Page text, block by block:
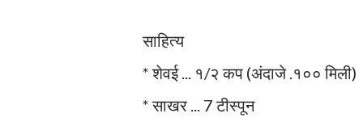
साहित्य
* शेवई ... १/२ कप (अंदाजे .१०० मिली)
* साखर ... 7 टीस्पून